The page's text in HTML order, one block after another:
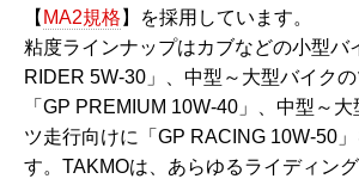
【 MA2規格 】を採用しています。
粘度ラインナップはカブなどの小型バ
RIDER 5W-30」、中型～大型バイク
「GP PREMIUM 10W-40」、中型～
ツ走行向けに「GP RACING 10W-50
す。TAKMOは、あらゆるライディン